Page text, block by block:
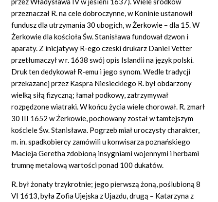
przeznaczał R. na cele dobroczynne, w Koninie ustanowił
fundusz dla utrzymania 30 ubogich, w Żerkowie – dla 15. W
Żerkowie dla kościoła Św. Stanisława fundował dzwon i
aparaty. Z inicjatywy R-ego czeski drukarz Daniel Vetter
przetłumaczył w r. 1638 swój opis Islandii na język polski.
Druk ten dedykował R-emu i jego synom. Wedle tradycji
przekazanej przez Kaspra Niesieckiego R. był obdarzony
wielką siłą fizyczną; łamał podkowy, zatrzymywał
rozpędzone wiatraki. W końcu życia wiele chorował. R. zmarł
30 III 1652 w Żerkowie, pochowany został w tamtejszym
kościele Św. Stanisława. Pogrzeb miał uroczysty charakter,
m. in. spadkobiercy zamówili u konwisarza poznańskiego
Macieja Geretha zdobioną insygniami wojennymi i herbami
trumnę metalową wartości ponad 100 dukatów.
R. był żonaty trzykrotnie; jego pierwszą żoną, poślubioną 8
VI 1613, była Zofia Ujejska z Ujazdu, drugą – Katarzyna z